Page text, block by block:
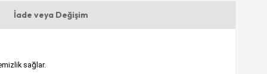
İade veya Değişim
sağlar.